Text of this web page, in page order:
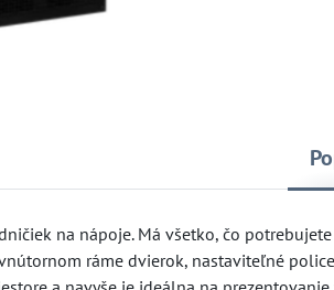
na nápoje. Má všetko, čo
ráme dvierok, nastaviteľné